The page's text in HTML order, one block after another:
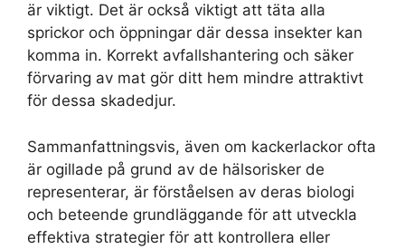
är viktigt. Det är också viktigt att täta alla
sprickor och öppningar där dessa insekter kan
komma in. Korrekt avfallshantering och säker
förvaring av mat gör ditt hem mindre attraktivt
för dessa skadedjur.
Sammanfattningsvis, även om kackerlackor ofta
är ogillade på grund av de hälsorisker de
representerar, är förståelsen av deras biologi
och beteende grundläggande för att utveckla
effektiva strategier för att kontrollera eller